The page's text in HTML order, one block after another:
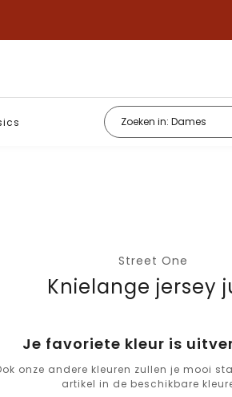
Street One
Knielange jersey
Je favoriete kleur is
onze andere kleuren zullen je mooi
artikel in de beschikbare